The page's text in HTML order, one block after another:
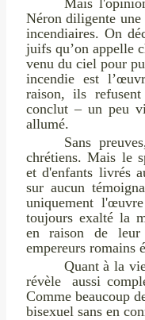
Néron diligente
incendiaires. On
juifs qu’on appelle
venu du ciel pour
incendie est
raison, ils
conclut – un peu
allumé.
Sans
chrétiens. Mais le
et d'enfants livrés
sur aucun
uniquement
toujours exalté la
en raison de
empereurs romains
Quant à la
révèle aussi
Comme beaucoup
bisexuel sans en